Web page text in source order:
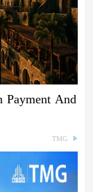
And
TMG